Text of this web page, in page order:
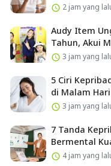
2 jam yang
Audy Item
Tahun, Akui
3 jam yang
5 Ciri
di Malam Hari
3 jam yang
7 Tanda
Bermental
4 jam yang